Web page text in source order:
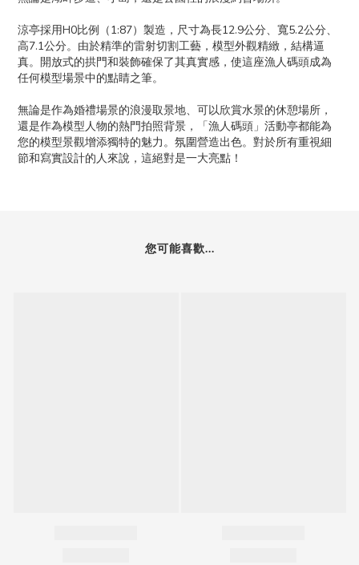
涼亭採用H0比例（1:87）製造，尺寸為長12.9公分、寬5.2公分、
高7.1公分。由於精準的雷射切割工藝，模型外觀精緻，結構逼
真。開放式的拱門和裝飾確保了其真實感，使這座漁人碼頭成為
任何模型場景中的點睛之筆。
無論是作為婚禮場景的浪漫取景地、可以欣賞水景的休憩場所，
還是作為模型人物的熱門拍照背景，「漁人碼頭」活動亭都能為
您的模型景觀增添獨特的魅力。氛圍營造出色。對於所有重視細
節和寫實設計的人來說，這絕對是一大亮點！
您可能喜歡...